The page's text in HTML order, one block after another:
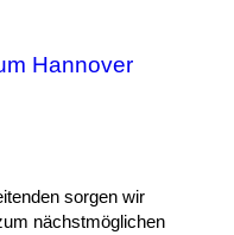
Hannover
sorgen wir
nächstmöglichen